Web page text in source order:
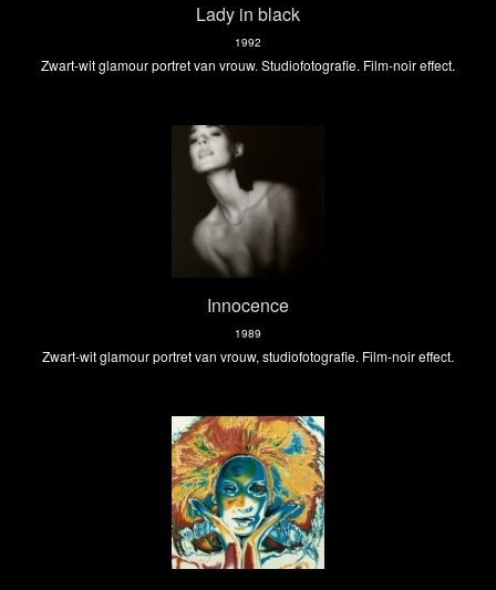
Lady in black
1992
Zwart-wit glamour portret van vrouw. Studiofotografie. Film-noir effect.
Innocence
1989
Zwart-wit glamour portret van vrouw, studiofotografie. Film-noir effect.